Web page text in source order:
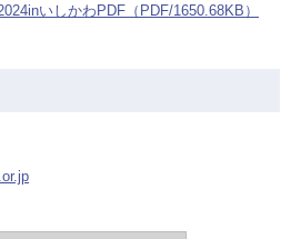
いしかわPDF（PDF/1650.68KB）